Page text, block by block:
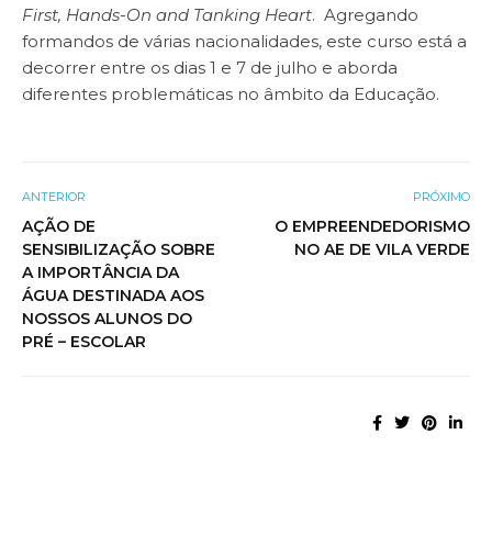
First, Hands-On and Tanking Heart. Agregando
formandos de várias nacionalidades, este curso está a
decorrer entre os dias 1 e 7 de julho e aborda
diferentes problemáticas no âmbito da Educação.
ANTERIOR
AÇÃO DE
SENSIBILIZAÇÃO SOBRE
A IMPORTÂNCIA DA
ÁGUA DESTINADA AOS
NOSSOS ALUNOS DO
PRÉ – ESCOLAR
PRÓXIMO
O EMPREENDEDORISMO
NO AE DE VILA VERDE